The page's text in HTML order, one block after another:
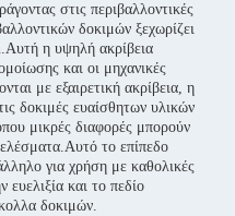
στις περιβαλλοντικές
δοκιμών ξεχωρίζει
η υψηλή ακρίβεια
και οι μηχανικές
με εξαιρετική ακρίβεια, η
δοκιμές ευαίσθητων υλικών
μικρές διαφορές μπορούν
το επίπεδο
για χρήση με καθολικές
ευελιξία και το πεδίο
δοκιμών.